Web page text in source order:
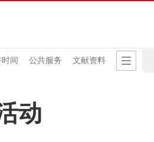
间 公共服务 文献资料
动